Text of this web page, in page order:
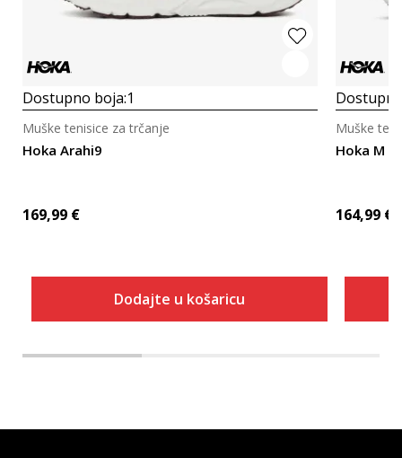
Dostupno boja:1
Hoka Arahi9
Muške tenisice za trčanje
169,99 €
Dodajte u košaricu
Hoka M
Muške
164,99 €